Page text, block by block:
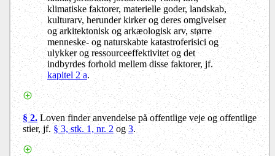
klimatiske faktorer, materielle goder, landskab,
kulturarv, herunder kirker og deres omgivelser
og arkitektonisk og arkæologisk arv, større
menneske- og naturskabte katastroferisici og
ulykker og ressourceeffektivitet og det
indbyrdes forhold mellem disse faktorer, jf.
kapitel 2 a.
§ 2.Loven finder anvendelse på offentlige veje og offentlige
stier, jf. § 3, stk. 1, nr. 2 og3.